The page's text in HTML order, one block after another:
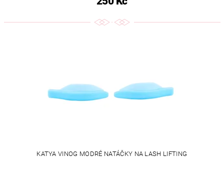
KATYA VINOG MODRÉ NATÁČKY NA LASH LIFTING